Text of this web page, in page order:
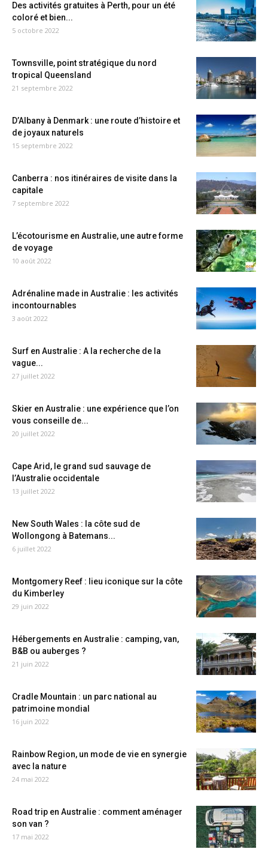
Des activités gratuites à Perth, pour un été
coloré et bien...
5 octobre 2022
Townsville, point stratégique du nord
tropical Queensland
21 septembre 2022
D’Albany à Denmark : une route d’histoire et
de joyaux naturels
15 septembre 2022
Canberra : nos itinéraires de visite dans la
capitale
7 septembre 2022
L’écotourisme en Australie, une autre forme
de voyage
10 août 2022
Adrénaline made in Australie : les activités
incontournables
3 août 2022
Surf en Australie : A la recherche de la
vague...
27 juillet 2022
Skier en Australie : une expérience que l’on
vous conseille de...
20 juillet 2022
Cape Arid, le grand sud sauvage de
l’Australie occidentale
13 juillet 2022
New South Wales : la côte sud de
Wollongong à Batemans...
6 juillet 2022
Montgomery Reef : lieu iconique sur la côte
du Kimberley
29 juin 2022
Hébergements en Australie : camping, van,
B&B ou auberges ?
21 juin 2022
Cradle Mountain : un parc national au
patrimoine mondial
16 juin 2022
Rainbow Region, un mode de vie en synergie
avec la nature
24 mai 2022
Road trip en Australie : comment aménager
son van ?
17 mai 2022